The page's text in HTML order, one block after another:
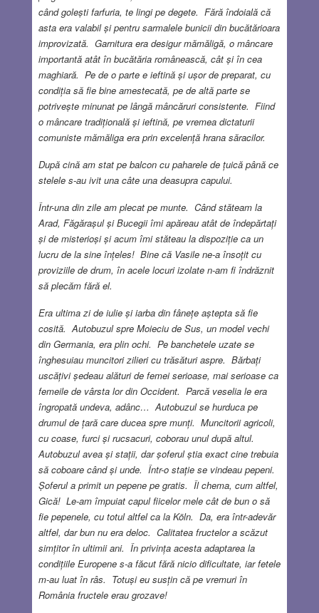
când golești farfuria, te lingi pe degete. Fără îndoială că
asta era valabil și pentru sarmalele bunicii din bucătărioara
improvizată. Garnitura era desigur mămăligă, o mâncare
importantă atât în bucătăria românească, cât și în cea
maghiară. Pe de o parte e ieftină și ușor de preparat, cu
condiția să fie bine amestecată, pe de altă parte se
potrivește minunat pe lângă mâncăruri consistente. Fiind
o mâncare tradițională și ieftină, pe vremea dictaturii
comuniste mămăliga era prin excelență hrana săracilor.
După cină am stat pe balcon cu paharele de țuică până ce
stelele s-au ivit una câte una deasupra capului.
Într-una din zile am plecat pe munte. Când stăteam la
Arad, Făgărașul și Bucegii îmi apăreau atât de îndepărtați
și de misterioși și acum îmi stăteau la dispoziție ca un
lucru de la sine înțeles! Bine că Vasile ne-a însoțit cu
proviziile de drum, în acele locuri izolate n-am fi îndrăznit
să plecăm fără el.
Era ultima zi de iulie și iarba din fânețe aștepta să fie
cosită. Autobuzul spre Moieciu de Sus, un model vechi
din Germania, era plin ochi. Pe banchetele uzate se
înghesuiau muncitori zilieri cu trăsături aspre. Bărbați
uscățivi ședeau alături de femei serioase, mai serioase ca
femeile de vârsta lor din Occident. Parcă veselia le era
îngropată undeva, adânc… Autobuzul se hurduca pe
drumul de țară care ducea spre munți. Muncitorii agricoli,
cu coase, furci și rucsacuri, coborau unul după altul.
Autobuzul avea și stații, dar șoferul știa exact cine trebuia
să coboare când și unde. Într-o stație se vindeau pepeni.
Șoferul a primit un pepene pe gratis. Îl chema, cum altfel,
Gică! Le-am împuiat capul fiicelor mele cât de bun o să
fie pepenele, cu totul altfel ca la Köln. Da, era într-adevăr
altfel, dar bun nu era deloc. Calitatea fructelor a scăzut
simțitor în ultimii ani. În privința acesta adaptarea la
condițiile Europene s-a făcut fără nicio dificultate, iar fetele
m-au luat în râs. Totuși eu susțin că pe vremuri în
România fructele erau grozave!